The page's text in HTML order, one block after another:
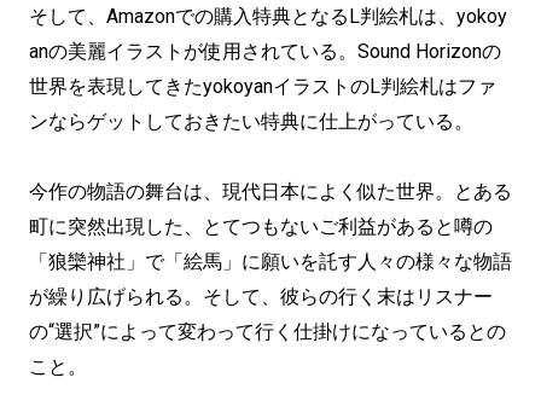
そして、Amazonでの購入特典となるL判絵札は、yokoy
anの美麗イラストが使用されている。Sound Horizonの
世界を表現してきたyokoyanイラストのL判絵札はファ
ンならゲットしておきたい特典に仕上がっている。
今作の物語の舞台は、現代日本によく似た世界。とある
町に突然出現した、とてつもないご利益があると噂の
「狼欒神社」で「絵馬」に願いを託す人々の様々な物語
が繰り広げられる。そして、彼らの行く末はリスナー
の“選択”によって変わって行く仕掛けになっているとの
こと。